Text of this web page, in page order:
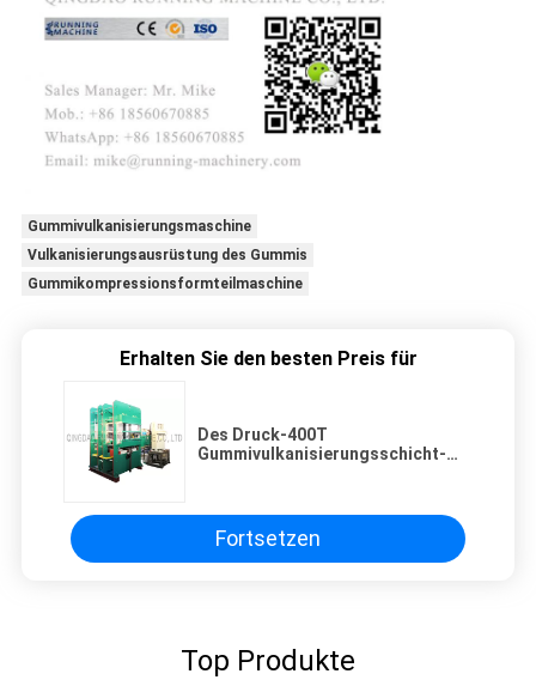
Gummivulkanisierungsmaschine
Vulkanisierungsausrüstung des Gummis
Gummikompressionsformteilmaschine
Erhalten Sie den besten Preis für
Des Druck-400T
Gummivulkanisierungsschicht-
Fortsetzen
Top Produkte